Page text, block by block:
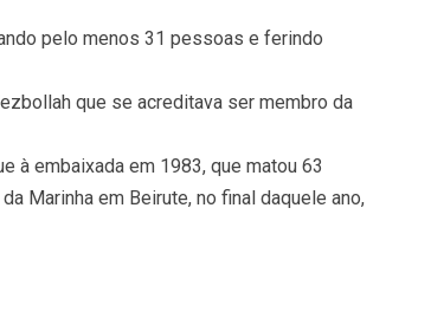
pelo menos 31 pessoas e ferindo
que se acreditava ser membro da
à embaixada em 1983, que matou 63
Marinha em Beirute, no final daquele ano,